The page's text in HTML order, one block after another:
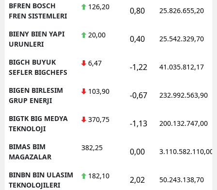
BFREN BOSCH
FREN SISTEMLERI
126,20 0,80 25.826.655,20
BIENY BIEN YAPI
URUNLERI
20,00 0,40 25.542.329,70
BIGCH BUYUK
SEFLER BIGCHEFS
6,47 -1,22 41.035.812,17
BIGEN BIRLESIM
GRUP ENERJI
103,90 -0,67 232.992.563,90
BIGTK BIG MEDYA
TEKNOLOJI
370,75 -1,13 200.132.747,00
BIMAS BIM
MAGAZALAR
382,25 0,00 3.110.582.110,00
BINBN BIN ULASIM
TEKNOLOJILERI
182,10 2,02 50.243.138,70